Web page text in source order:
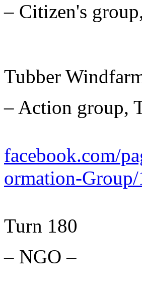
– Citizen's
Tubber
– Action group,
facebook.com/
ormation-
Turn 180
– NGO –